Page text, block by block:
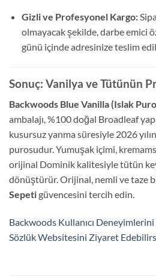
Gizli ve Profesyonel Kargo:
olmayacak şekilde, darbe emici
günü içinde adresinize teslim
Sonuç: Vanilya ve Tütünün
Backwoods Blue Vanilla (Islak
ambalajı, %100 doğal Broadleaf
kusursuz yanma süresiyle 2026
purosudur. Yumuşak içimi,
orijinal Dominik kalitesiyle tütün
dönüştürür. Orijinal, nemli ve taze
Sepetigüvencesini tercih edin.
Backwoods Kullanıcı
Sözlük Websitesini Ziyaret